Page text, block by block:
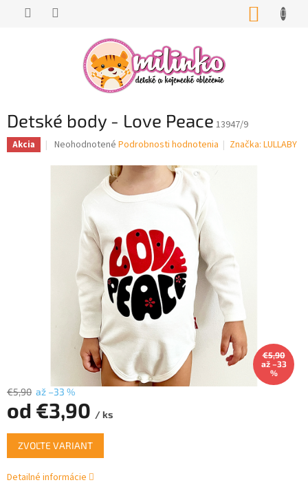
Detské body - Love Peace 13947/9
Akcia
Priemerné
produktu
hviezdičiek.
Neohodnotené Podrobnosti hodnotenia Značka:LULLABY
€5,90
až –33
%
€5,90 až –33 %
od €3,90 / ks
Jednotková
cena:
ZVOĽTE VARIANT
Detailné informácie